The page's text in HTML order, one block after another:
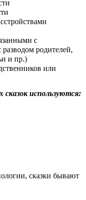
с
родителей,
и пр.)
или
сказок используются:
сказки бывают